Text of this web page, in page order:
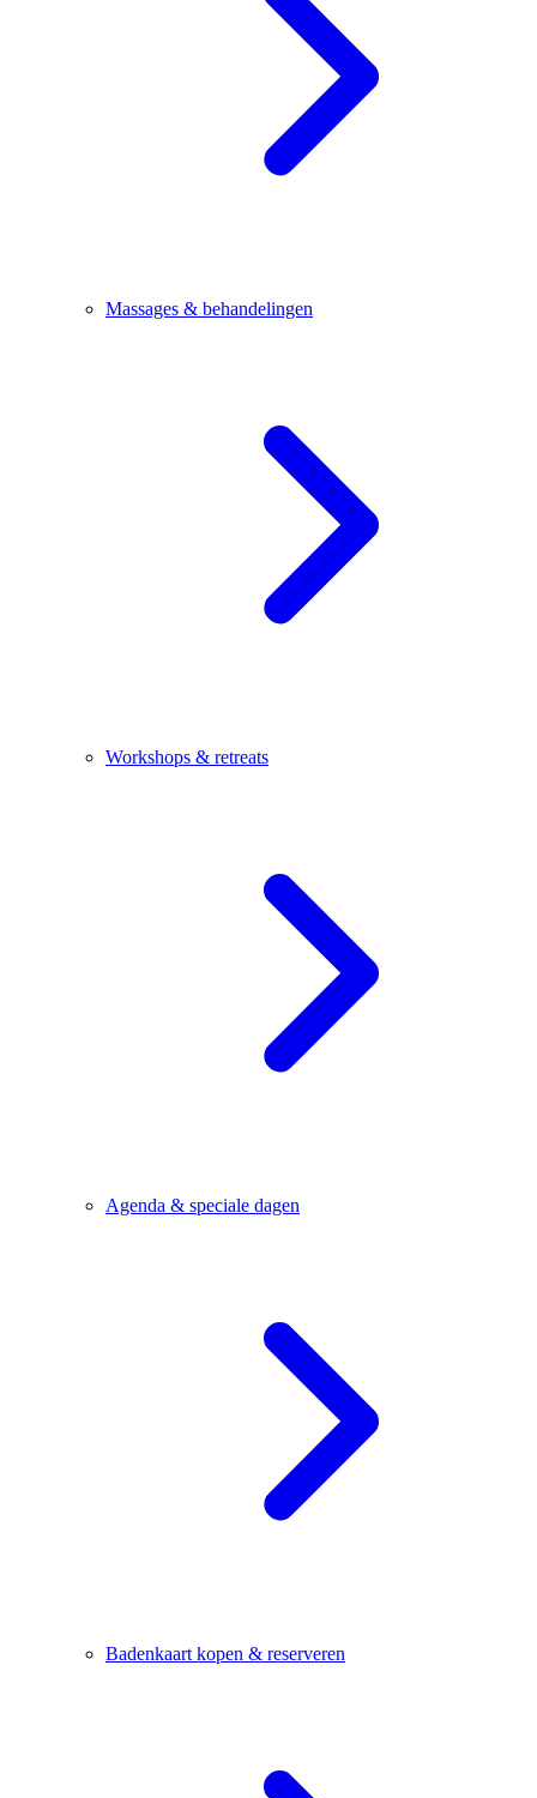
Massages & behandelingen
Workshops & retreats
Agenda & speciale dagen
Badenkaart kopen & reserveren